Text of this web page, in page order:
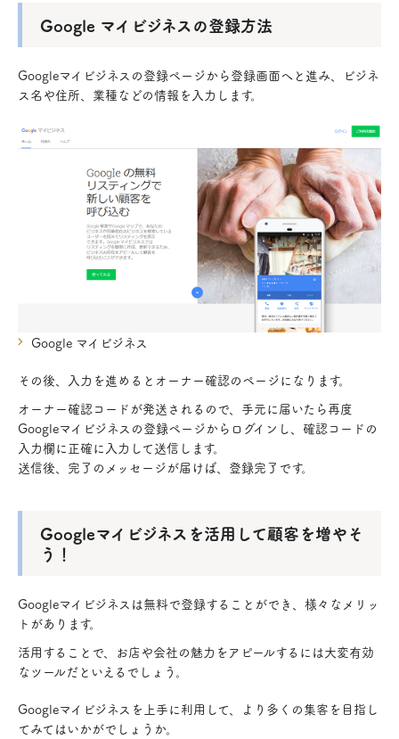
Google マイビジネスの登録方法
Googleマイビジネスの登録ページから登録画面へと進み、ビジネ
ス名や住所、業種などの情報を入力します。
Google マイビジネス
その後、入力を進めるとオーナー確認のページになります。
オーナー確認コードが発送されるので、手元に届いたら再度
Googleマイビジネスの登録ページからログインし、確認コードの
入力欄に正確に入力して送信します。
送信後、完了のメッセージが届けば、登録完了です。
Googleマイビジネスを活用して顧客を増やそ
う！
Googleマイビジネスは無料で登録することができ、様々なメリッ
トがあります。
活用することで、お店や会社の魅力をアピールするには大変有効
なツールだといえるでしょう。
Googleマイビジネスを上手に利用して、より多くの集客を目指し
てみてはいかがでしょうか。